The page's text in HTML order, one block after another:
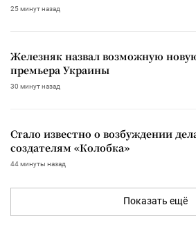
25 минут назад
Железняк назвал возможную
премьера Украины
30 минут назад
Стало известно о возбуждении
создателям «Колобка»
44 минуты назад
Показать ещё